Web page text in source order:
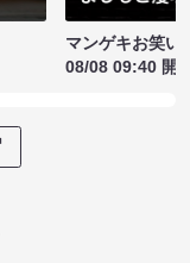
マンゲキお笑い
08/08 09:40 開